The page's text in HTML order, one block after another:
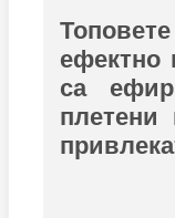
ефектно
са
плетени